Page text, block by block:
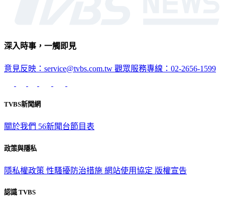
深入時事，一觸即見
意見反映：service@tvbs.com.tw 觀眾服務專線：02-2656-1599
TVBS新聞網
關於我們 56新聞台節目表
政策與隱私
隱私權政策 性騷擾防治措施 網站使用協定 版權宣告
認識 TVBS